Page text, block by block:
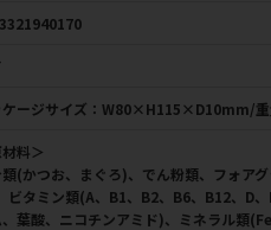
ケージサイズ：W80×H115×D10mm/
料＞
類(かつお、まぐろ)、でん粉類、フォア
ビタミン類(A、B1、B2、B6、B12、D
、葉酸、ニコチンアミド)、ミネラル類